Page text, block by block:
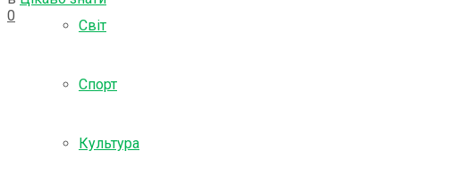
Світ
Спорт
Культура
0